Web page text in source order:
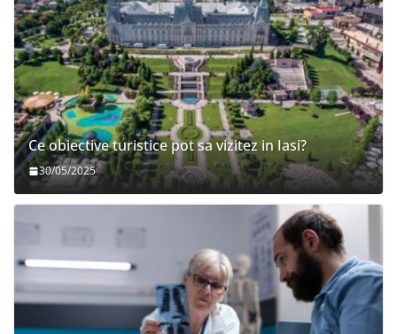
Ce obiective turistice pot sa vizitez in Iasi?
30/05/2025